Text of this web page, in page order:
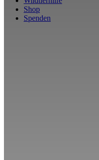
Shop
Spenden